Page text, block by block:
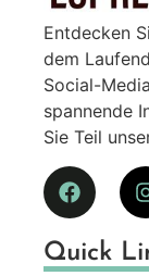
Entdecken
dem
Social-
spannende
Sie Teil
Quick